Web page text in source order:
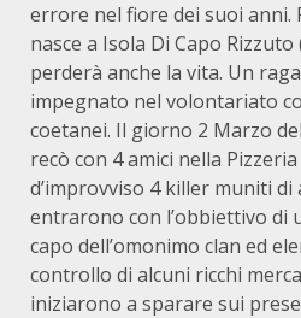
errore nel fiore dei suoi anni.
nasce a Isola Di Capo Rizzuto
perderà anche la vita. Un
impegnato nel volontariato
coetanei. Il giorno 2 Marzo
recò con 4 amici nella
d’improvviso 4 killer muniti di
entrarono con l’obbiettivo di
capo dell’omonimo clan ed
controllo di alcuni ricchi
iniziarono a sparare sui